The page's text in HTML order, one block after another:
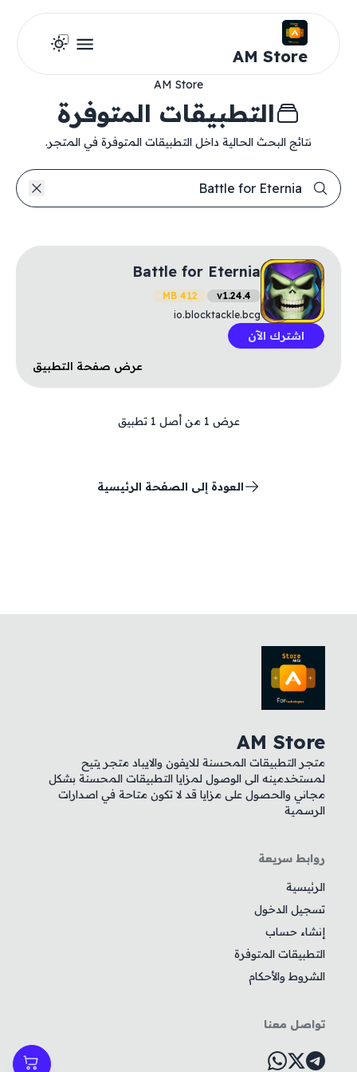
AM Store
AM Store
التطبيقات المتوفرة
نتائج البحث الحالية داخل التطبيقات المتوفرة في المتجر.
Battle for Eternia
v1.24.4
412 MB
io.blocktackle.bcg
اشترك الآن
عرض صفحة التطبيق
عرض 1 من أصل 1 تطبيق
العودة إلى الصفحة الرئيسية
AM Store
متجر التطبيقات المحسنة للايفون والايباد متجر يتيح
لمستخدمينه الى الوصول لمزايا التطبيقات المحسنة بشكل
مجاني والحصول على مزايا قد لا تكون متاحة في اصدارات
الرسمية
روابط سريعة
الرئيسية
تسجيل الدخول
إنشاء حساب
التطبيقات المتوفرة
الشروط والأحكام
تواصل معنا